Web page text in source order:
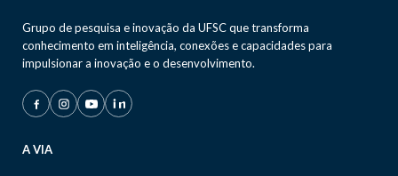
Grupo de pesquisa e inovação da UFSC que transforma
conhecimento em inteligência, conexões e capacidades para
impulsionar a inovação e o desenvolvimento.
A VIA